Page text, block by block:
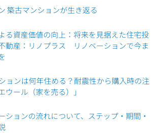
築古マンションが生き返る
る資産価値の向上：将来を見据えた住宅投
動産：リノプラス リノベーションで今ま
ョンは何年住める？耐震性から購入時の注
ウール（家を売る）」
ションの流れについて、ステップ・期間・